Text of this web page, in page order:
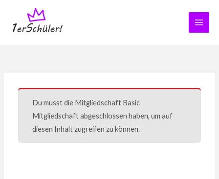
springen
Du musst die Mitgliedschaft Basic
Mitgliedschaftabgeschlossen haben, um auf
diesen Inhalt zugreifen zu können.